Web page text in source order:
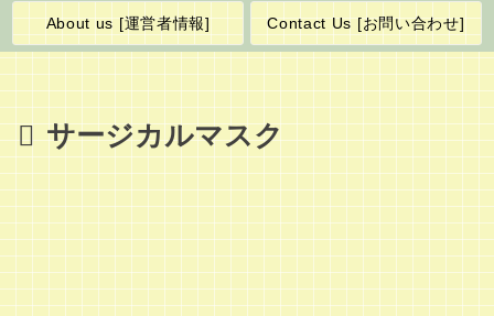
About us [運営者情報] Contact Us [お問い合わせ]
サージカルマスク